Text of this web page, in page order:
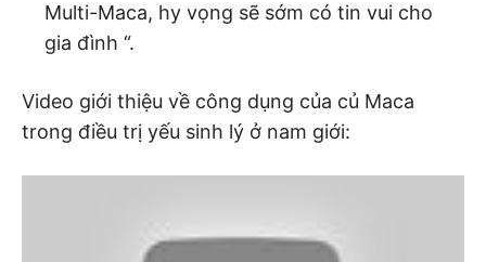
Multi-Maca, hy vọng sẽ sớm có tin vui cho
gia đình “.
Video giới thiệu về công dụng của củ Maca
trong điều trị yếu sinh lý ở nam giới: